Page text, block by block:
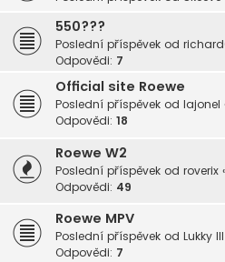
550???
Poslední příspěvek od
Odpovědi: 7
Official site Roewe
Poslední příspěvek od lajonel
Odpovědi: 18
Roewe W2
Poslední příspěvek od roverix
Odpovědi: 49
Roewe MPV
Poslední příspěvek od Lukky III
Odpovědi: 7